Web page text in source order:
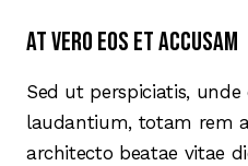
At vero eos et accusam
Sed ut perspiciatis,
laudantium, totam rem
architecto beatae vitae